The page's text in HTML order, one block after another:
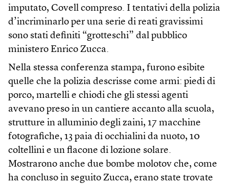
imputato, Covell compreso. I tentativi della polizia
d’incriminarlo per una serie di reati gravissimi
sono stati definiti “grotteschi” dal pubblico
ministero Enrico Zucca.
Nella stessa conferenza stampa, furono esibite
quelle che la polizia descrisse come armi: piedi di
porco, martelli e chiodi che gli stessi agenti
avevano preso in un cantiere accanto alla scuola,
strutture in alluminio degli zaini, 17 macchine
fotografiche, 13 paia di occhialini da nuoto, 10
coltellini e un flacone di lozione solare.
Mostrarono anche due bombe molotov che, come
ha concluso in seguito Zucca, erano state trovate